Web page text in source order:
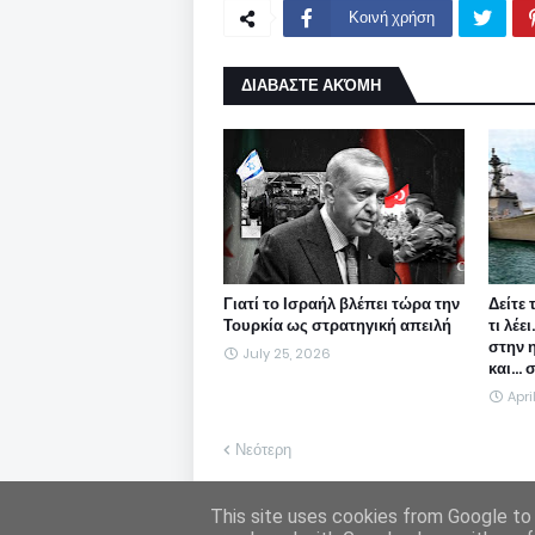
Κοινή χρήση
ΔΙΑΒΑΣΤΕ ΑΚΌΜΗ
Γιατί το Ισραήλ βλέπει τώρα την
Τουρκία ως στρατηγική απειλή
July 25, 2026
Δείτε
τι
στην
και...
Νεότερη
Η Freepen.gr ουδεμία ευθύνη εκ του νόμου
υιοθετεί. Σε περίπτωση που θεωρείτε πως
This site uses cookies from Google